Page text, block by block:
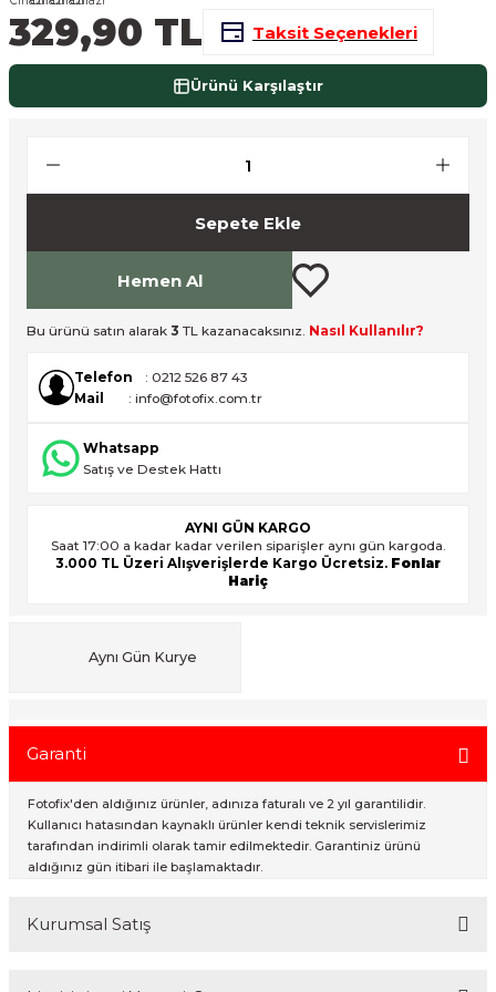
Cihazları
Işık Setleri
Setleri
329,90 TL Taksit Seçenekleri
Ürünü Karşılaştır
Sepete Ekle
Hemen Al
Bu ürünü satın alarak 3 TL kazanacaksınız. Nasıl Kullanılır?
Telefon
: 0212 526 87 43
Mail
: info@fotofix.com.tr
Whatsapp
Satış ve Destek Hattı
AYNI GÜN KARGO
Saat 17:00 a kadar kadar verilen siparişler aynı gün kargoda.
3.000 TL Üzeri Alışverişlerde Kargo Ücretsiz. Fonlar
Hariç
Aynı Gün Kurye
Garanti
Fotofix'den aldığınız ürünler, adınıza faturalı ve 2 yıl garantilidir.
Kullanıcı hatasından kaynaklı ürünler kendi teknik servislerimiz
tarafından indirimli olarak tamir edilmektedir. Garantiniz ürünü
aldığınız gün itibari ile başlamaktadır.
Kurumsal Satış